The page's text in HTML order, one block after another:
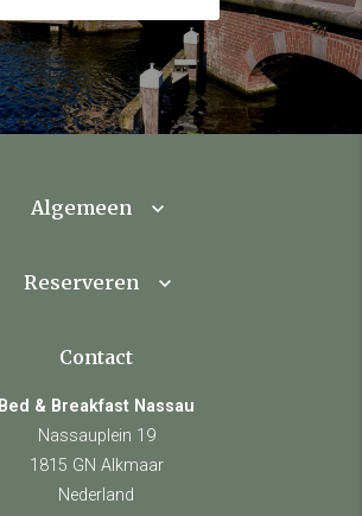
Algemeen
Reserveren
Contact
Bed & Breakfast Nassau
Nassauplein 19
1815 GN Alkmaar
Nederland